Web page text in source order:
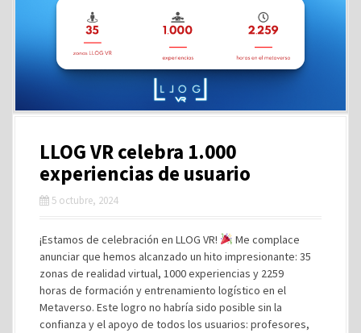
LLOG VR celebra 1.000
experiencias de usuario
5 octubre, 2024
¡Estamos de celebración en LLOG VR!
Me complace
anunciar que hemos alcanzado un hito impresionante: 35
zonas de realidad virtual, 1000 experiencias y 2259
horas de formación y entrenamiento logístico en el
Metaverso. Este logro no habría sido posible sin la
confianza y el apoyo de todos los usuarios: profesores,